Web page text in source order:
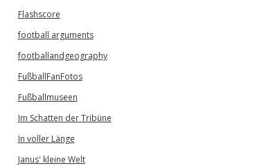
Flashscore
football arguments
footballandgeography
FußballFanFotos
Fußballmuseen
Im Schatten der Tribüne
In voller Länge
Janus' kleine Welt